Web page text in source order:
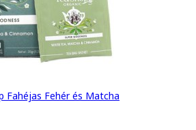
Fahéjas Fehér és Matcha